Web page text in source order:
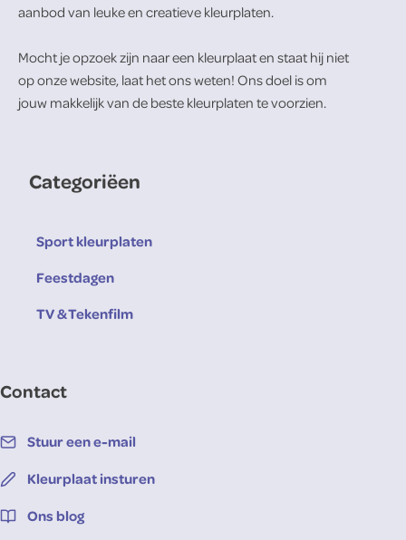
aanbod van leuke en creatieve kleurplaten.
Mocht je opzoek zijn naar een kleurplaat en staat hij niet
op onze website, laat het ons weten! Ons doel is om
jouw makkelijk van de beste kleurplaten te voorzien.
Categoriëen
Sport kleurplaten
Feestdagen
TV & Tekenfilm
Contact
Stuur een e-mail
Kleurplaat insturen
Ons blog